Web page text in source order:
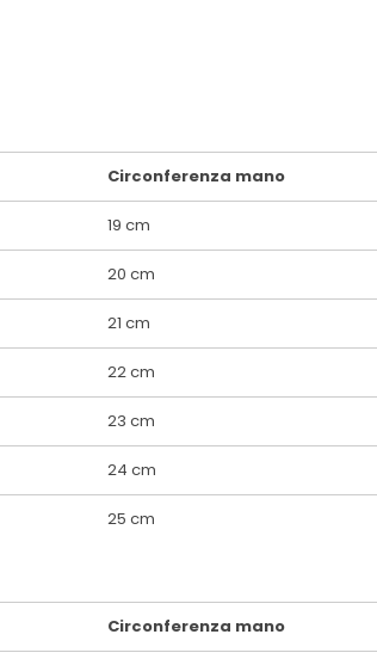
Circonferenza mano
19 cm
20 cm
21 cm
22 cm
23 cm
24 cm
25 cm
Circonferenza mano